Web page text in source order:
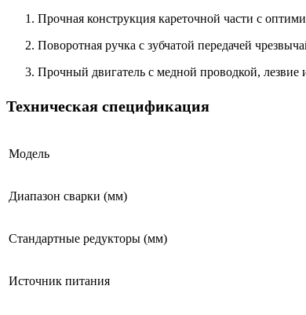
Прочная конструкция кареточной части с
Поворотная ручка с зубчатой ​​передачей
Прочный двигатель с медной проводкой,
Техническая спецификация
Модель
Диапазон сварки (мм)
Стандартные редукторы (мм)
Источник питания